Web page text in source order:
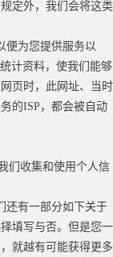
定外，我们会将这类
便为您提供服务以
计资料，使我们能够
页时，此网址、当时
的ISP，都会被自动
们收集和使用个人信
还有一部分如下关于
填写与否。但是您一
就越有可能获得更多